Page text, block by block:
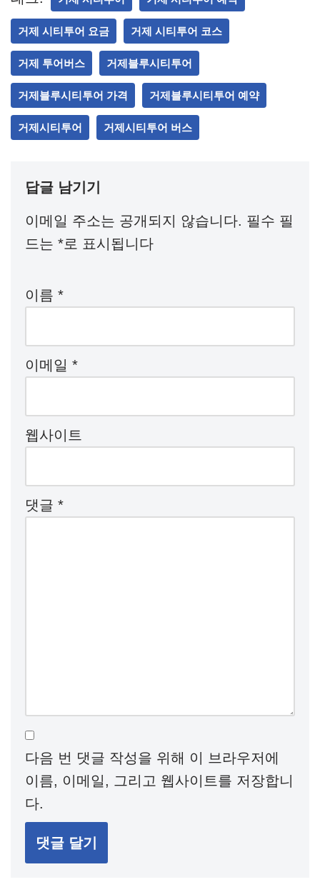
거제 시티투어 요금 거제 시티투어 코스
거제 투어버스 거제블루시티투어
거제블루시티투어 가격 거제블루시티투어 예약
거제시티투어 거제시티투어 버스
답글 남기기
이메일 주소는 공개되지 않습니다. 필수 필
드는 *로 표시됩니다
이름 *
이메일 *
웹사이트
댓글 *
다음 번 댓글 작성을 위해 이 브라우저에
이름, 이메일, 그리고 웹사이트를 저장합니
다.